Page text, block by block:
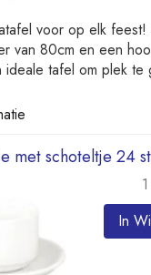
voor op elk
van 80cm en een
ideale tafel om plek te
met schoteltje 24
In